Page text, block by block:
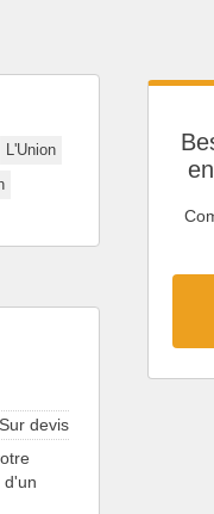
L'Union
Sur devis
d'un